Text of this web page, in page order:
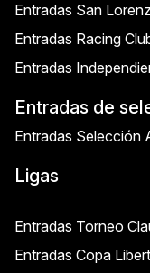
Entradas San
Entradas Racing
Entradas
Entradas de
Entradas Selección
Ligas
Entradas Torneo
Entradas Copa